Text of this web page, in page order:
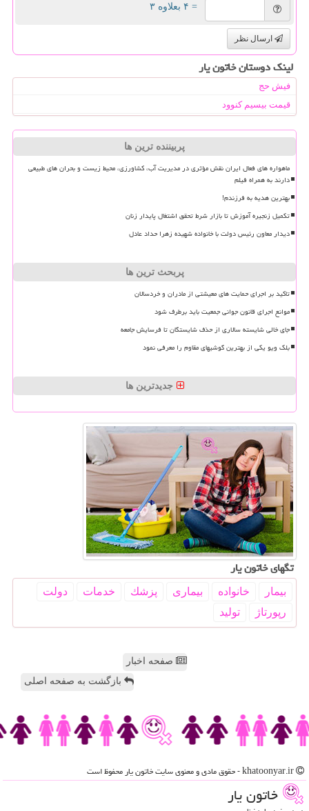
= ۴ بعلاوه ۳
ارسال نظر
لینک دوستان خاتون یار
فیش حج
قیمت بیسیم کنوود
پربیننده ترین ها
ماهواره های فعال ایران نقش مؤثری در مدیریت آب، کشاورزی، محیط زیست و بحران های طبیعی
دارند به همراه فیلم
بهترین هدیه به فرزندم!
تکمیل زنجیره آموزش تا بازار شرط تحقق اشتغال پایدار زنان
دیدار معاون رئیس دولت با خانواده شهیده زهرا حداد عادل
پربحث ترین ها
تاکید بر اجرای حمایت های معیشتی از مادران و خردسالان
موانع اجرای قانون جوانی جمعیت باید برطرف شود
جای خالی شایسته سالاری از حذف شایستگان تا فرسایش جامعه
بلک ویو یکی از بهترین گوشیهای مقاوم را معرفی نمود
جدیدترین ها
تگهای خاتون یار
بیمار خانواده بیماری پزشك خدمات
دولت
رپورتاژ
تولید
صفحه اخبار
بازگشت به صفحه اصلی
خاتون یار